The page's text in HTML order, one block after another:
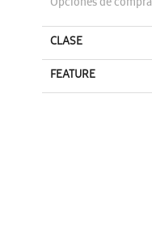
CLASE
FEATURE